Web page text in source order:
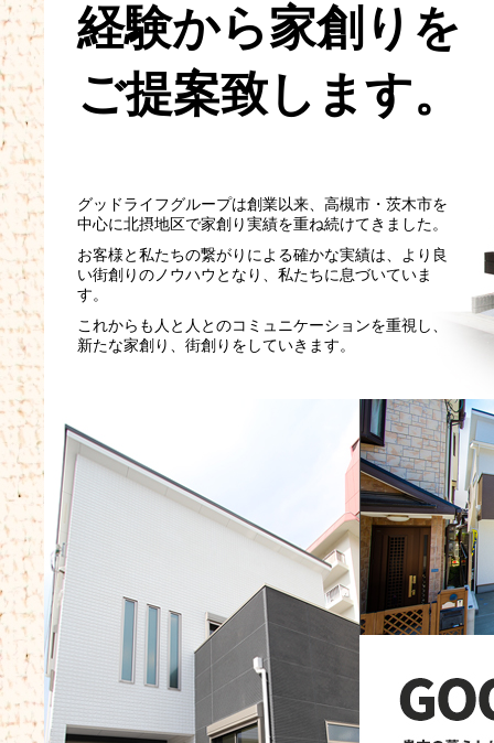
経験から家創りを
ご提案致します。
グッドライフグループは創業以来、高槻市・茨木市を
中心に北摂地区で家創り実績を重ね続けてきました。
お客様と私たちの繋がりによる確かな実績は、より良
い街創りのノウハウとなり、私たちに息づいていま
す。
これからも人と人とのコミュニケーションを重視し、
新たな家創り、街創りをしていきます。